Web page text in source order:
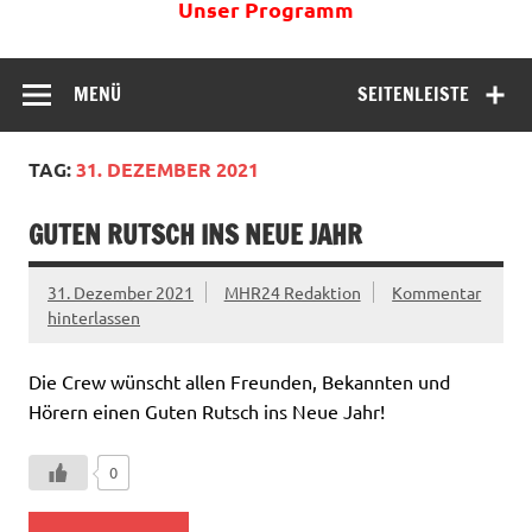
Unser Programm
SEITENLEISTE
MENÜ
TAG:31. DEZEMBER 2021
GUTEN RUTSCH INS NEUE JAHR
31. Dezember 2021 MHR24 Redaktion
Kommentar
hinterlassen
Die Crew wünscht allen Freunden, Bekannten und
Hörern einen Guten Rutsch ins Neue Jahr!
0